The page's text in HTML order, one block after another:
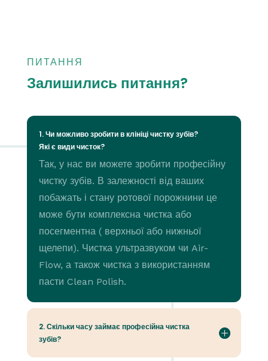
ПИТАННЯ
Залишились питання?
1. Чи можливо зробити в клініці чистку зубів?
Які є види чисток?
Так, у нас ви можете зробити професійну
чистку зубів. В залежності від ваших
побажать і стану ротової порожнини це
може бути комплексна чистка або
посегментна ( верхньої або нижньої
щелепи). Чистка ультразвуком чи Air-
Flow, а також чистка з використанням
пасти Clean Polish.
2. Скільки часу займає професійна чистка
зубів?